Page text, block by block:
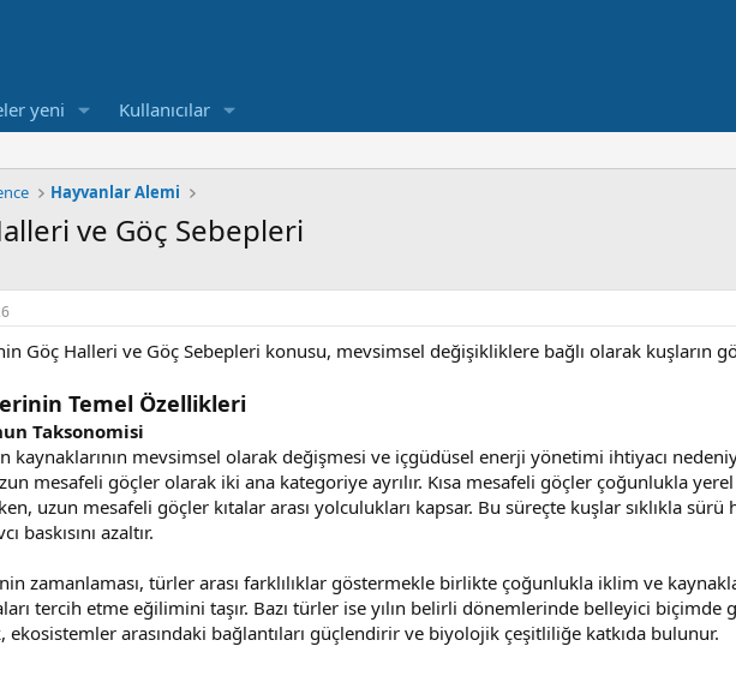
yeni Kullanıcılar
Hayvanlar Alemi
ve Göç Sebepleri
Göç Halleri ve Göç Sebepleri konusu, mevsimsel değişikliklere bağlı olarak kuşların
Temel Özellikleri
Taksonomisi
kaynaklarının mevsimsel olarak değişmesi ve içgüdüsel enerji yönetimi ihtiyacı
mesafeli göçler olarak iki ana kategoriye ayrılır. Kısa mesafeli göçler çoğunlukla
uzun mesafeli göçler kıtalar arası yolculukları kapsar. Bu süreçte kuşlar sıklıkla
baskısını azaltır.
zamanlaması, türler arası farklılıklar göstermekle birlikte çoğunlukla iklim ve
tercih etme eğilimini taşır. Bazı türler ise yılın belirli dönemlerinde belleyici biçimde
ekosistemler arasındaki bağlantıları güçlendirir ve biyolojik çeşitliliğe katkıda bulunur.